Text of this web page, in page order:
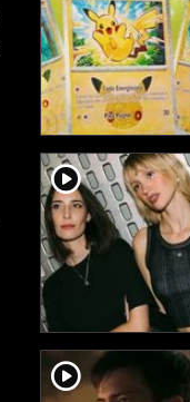
player2
player2